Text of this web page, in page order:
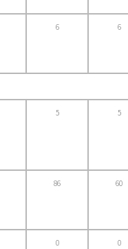
6 6
5 5
86 60
0 0